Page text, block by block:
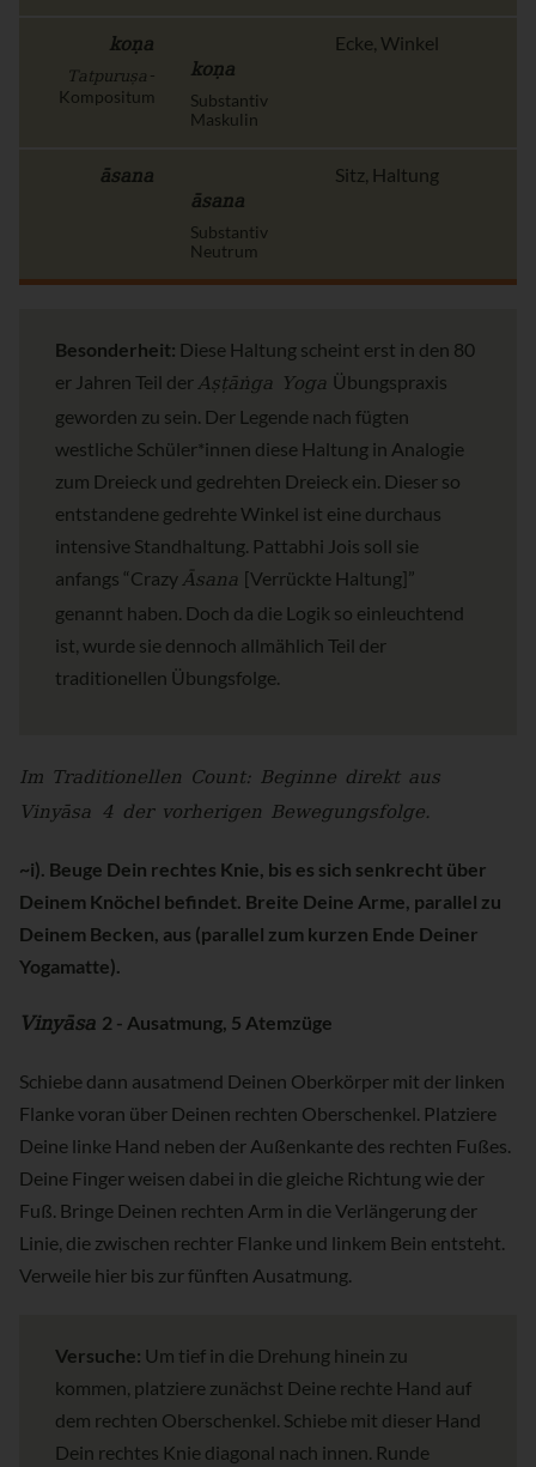
koṇa
Tatpuruṣa -
Kompositum
koṇa
Substantiv
Maskulin
Ecke, Winkel
āsana
āsana
Substantiv
Neutrum
Sitz, Haltung
Besonderheit: Diese Haltung scheint erst in den 80
er Jahren Teil derAṣṭāṅga Yoga Übungspraxis
geworden zu sein. Der Legende nach fügten
westliche Schüler*innen diese Haltung in Analogie
zum Dreieck und gedrehten Dreieck ein. Dieser so
entstandene gedrehte Winkel ist eine durchaus
intensive Standhaltung. Pattabhi Jois soll sie
anfangs “CrazyĀsana [Verrückte Haltung]”
genannt haben. Doch da die Logik so einleuchtend
ist, wurde sie dennoch allmählich Teil der
traditionellen Übungsfolge.
Im Traditionellen Count: Beginne direkt aus
Vinyāsa 4 der vorherigen Bewegungsfolge.
~i). Beuge Dein rechtes Knie, bis es sich senkrecht über
Deinem Knöchel befindet. Breite Deine Arme, parallel zu
Deinem Becken, aus (parallel zum kurzen Ende Deiner
Yogamatte).
Vinyāsa 2 - Ausatmung, 5 Atemzüge
Schiebe dann ausatmend Deinen Oberkörper mit der linken
Flanke voran über Deinen rechten Oberschenkel. Platziere
Deine linke Hand neben der Außenkante des rechten Fußes.
Deine Finger weisen dabei in die gleiche Richtung wie der
Fuß. Bringe Deinen rechten Arm in die Verlängerung der
Linie, die zwischen rechter Flanke und linkem Bein entsteht.
Verweile hier bis zur fünften Ausatmung.
Versuche: Um tief in die Drehung hinein zu
kommen, platziere zunächst Deine rechte Hand auf
dem rechten Oberschenkel. Schiebe mit dieser Hand
Dein rechtes Knie diagonal nach innen. Runde